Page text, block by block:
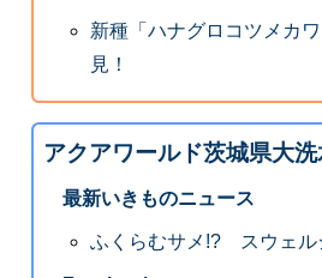
新種「ハナグロコツメカ
見！
アクアワールド茨城県大
最新いきものニュース
ふくらむサメ!? スウェル